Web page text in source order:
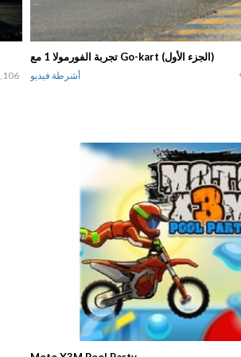
تجربة الفورمولا 1 مع Go-kart (الجزء الأول)
أشرطة فيديو